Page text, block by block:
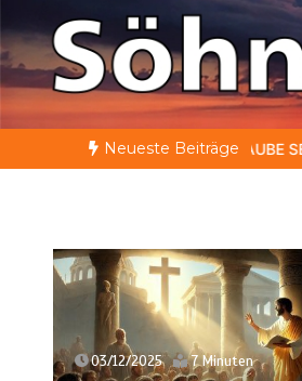
Himmelwärts
Neueste Beiträge
SEINEN PROPHETEN |
02/12/2025 6 Minuten